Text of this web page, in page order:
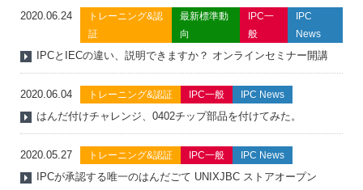
2020.06.24
トレーニング&認
証
最新標準動
向
IPC一
般
IPC
News
IPCとIECの違い、説明できますか？ オンラインセミナー開講
2020.06.04 トレーニング&認証 IPC一般 IPC News
はんだ付けチャレンジ、0402チップ部品を付けてみた。
2020.05.27 トレーニング&認証 IPC一般 IPC News
IPCが承認する唯一のはんだごて UNIXJBC ストアオープン